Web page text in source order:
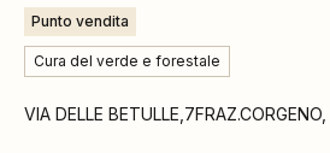
Punto vendita
Cura del verde e forestale
VIA DELLE BETULLE,7FRAZ.CORGENO